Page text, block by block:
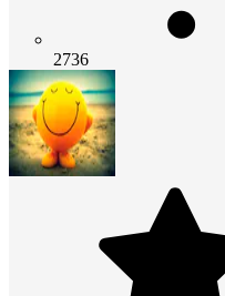
2736